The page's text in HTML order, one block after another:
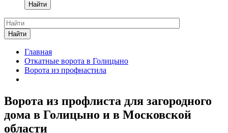
Найти
Найти
Главная
Откатные ворота в Голицыно
Ворота из профнастила
Ворота из профлиста для загородного
дома в Голицыно и в Московской
области